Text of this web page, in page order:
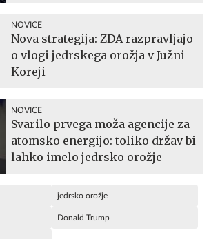
NOVICE
Nova strategija: ZDA razpravljajo
o vlogi jedrskega orožja v Južni
Koreji
NOVICE
Svarilo prvega moža agencije za
atomsko energijo: toliko držav bi
lahko imelo jedrsko orožje
jedrsko orožje
Donald Trump